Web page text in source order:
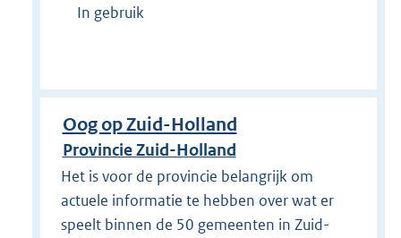
In gebruik
Oog op Zuid-Holland
Provincie Zuid-Holland
Het is voor de provincie belangrijk om
actuele informatie te hebben over wat er
speelt binnen de 50 gemeenten in Zuid-